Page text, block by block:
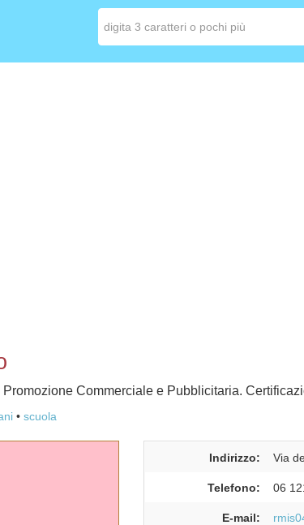
Commerciale e Pubblicitaria.
scuola
Indirizzo: Via
Telefono: 06
E-mail: